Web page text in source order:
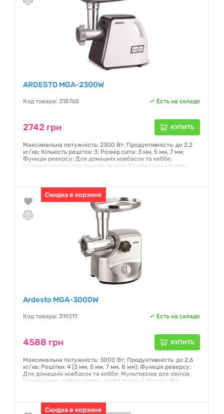
ARDESTO MGA-2300W
Код товара: 318765 Есть на складе
2742 грн КУПИТЬ
Максимальна потужність: 2300 Вт; Продуктивність: до 2,2
кг/хв; Кількість решіток: 3; Розмір сита: 3 мм, 5 мм, 7 мм;
Функція реверсу; Для домашніх ковбасок та кеббе;
соковижималка для томатів та ягід; Решітка для ультра-
Гарантия:12 месяцев
Скидка в корзине
Ardesto MGA-3000W
Код товара: 319211 Есть на складе
4588 грн КУПИТЬ
Максимальна потужність: 3000 Вт; Продуктивність: до 2,6
кг/хв; Решітки: 4 (3 мм, 5 мм, 7 мм, 8 мм); Функція реверсу;
Для домашніх ковбасок та кеббе; Мультирізка для овочів
(шатківниця, дрібна тертка, груба тертка); Захист: Від
Гарантия:12 месяцев
Скидка в корзине